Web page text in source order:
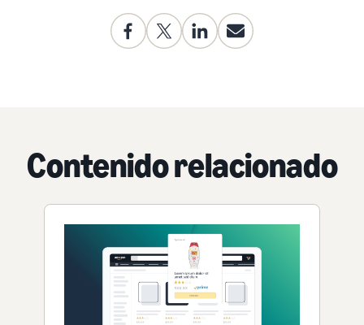
Contenido relacionado